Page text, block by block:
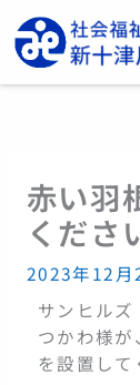
容
ス
赤い羽
くださ
2023年12月
サンヒル
つかわ様が
を設置して